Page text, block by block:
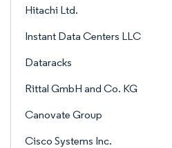
Hitachi Ltd.
Instant Data Centers LLC
Dataracks
Rittal GmbH and Co. KG
Canovate Group
Cisco Systems Inc.